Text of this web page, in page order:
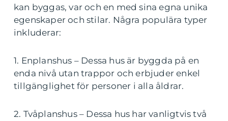
kan byggas, var och en med sina egna unika
egenskaper och stilar. Några populära typer
inkluderar:
1. Enplanshus – Dessa hus är byggda på en
enda nivå utan trappor och erbjuder enkel
tillgänglighet för personer i alla åldrar.
2. Tvåplanshus – Dessa hus har vanligtvis två